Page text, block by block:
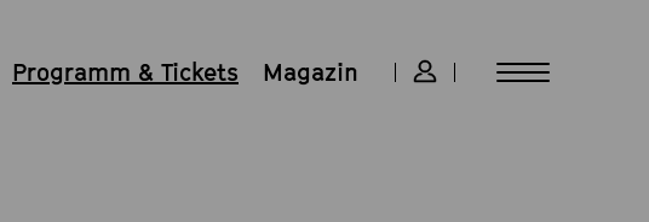
Programm & Tickets Magazin